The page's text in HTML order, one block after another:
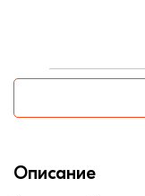
Меланж
Описание